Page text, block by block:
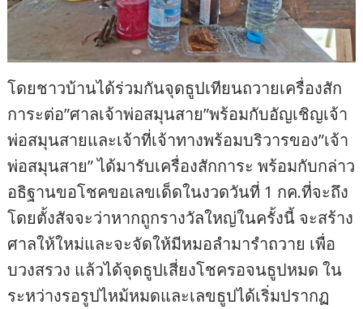
โดยชาวบ้านได้ร่วมกันจุดธูปเทียนถวายเครื่องสัก
การะต่อ”ศาลเจ้าพ่อสมุนสาย”พร้อมกับอัญเชิญเจ้า
พ่อสมุนสายและเจ้าที่เจ้าทางพร้อมบริวารของ”เจ้า
พ่อสมุนสาย” ได้มารับเครื่องสักการะ พร้อมกับกล่าว
อธิฐานขอโชคขอเลขเด็ดในงวดวันที่ 1 กค.ที่จะถึง
โดยตั้งสัจจะว่าหากถูกรางวัลใหญ่ในครั้งนี้ จะสร้าง
ศาลให้ใหม่และจะจัดให้มีหมอลำมารำถวาย เพื่อ
บวงสรวง แล้วได้จุดธูปเสี่ยงโชครอจนธูปหมด ใน
ระหว่างรอรูปไหม้หมดและเลขธูปได้เริ่มปรากฏ